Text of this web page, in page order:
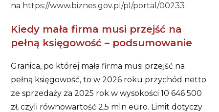
na https://www.biznes.gov.pl/pl/portal/00233
Kiedy mała firma musi przejść na
pełną księgowość – podsumowanie
Granica, po której mała firma musi przejść na
pełną księgowość, to w 2026 roku przychód netto
ze sprzedaży za 2025 rok w wysokości 10 646 500
zł, czyli równowartość 2,5 mln euro. Limit dotyczy